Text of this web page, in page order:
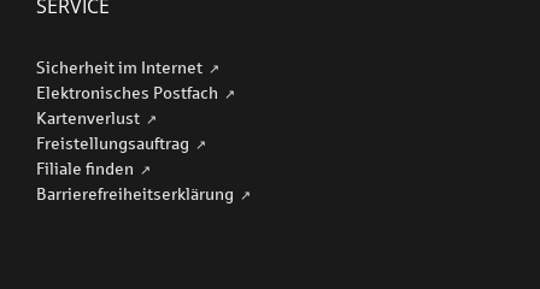
SERVICE
Sicherheit im Internet
Elektronisches Postfach
Kartenverlust
Freistellungsauftrag
Filiale finden
Barriere­freiheits­erklärung